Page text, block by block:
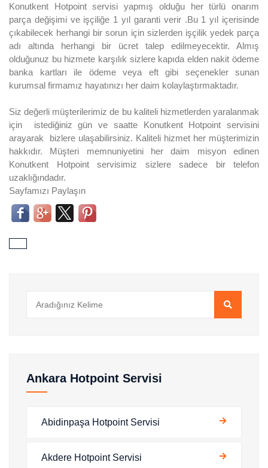
Konutkent Hotpoint servisi yapmış olduğu her türlü onarım
parça değişimi ve işçiliğe 1 yıl garanti verir .Bu 1 yıl içerisinde
çıkabilecek herhangi bir sorun için sizlerden işçilik yedek parça
adı altında herhangi bir ücret talep edilmeyecektir. Almış
olduğunuz bu hizmete karşılık sizlere kapıda elden nakit ödeme
banka kartları ile ödeme veya eft gibi seçenekler sunan
kurumsal firmamız hayatınızı her daim kolaylaştırmaktadır.
Siz değerli müşterilerimiz de bu kaliteli hizmetlerden yaralanmak
için istediğiniz gün ve saatte Konutkent Hotpoint servisini
arayarak bizlere ulaşabilirsiniz. Kaliteli hizmet her müşterimizin
hakkıdır. Müşteri memnuniyetini her daim misyon edinen
Konutkent Hotpoint servisimiz sizlere sadece bir telefon
uzaklığındadır.
Sayfamızı Paylaşın
Ankara Hotpoint Servisi
Abidinpaşa Hotpoint Servisi
Akdere Hotpoint Servisi